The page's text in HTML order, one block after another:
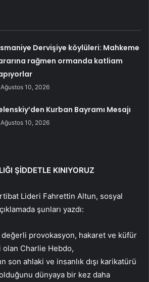
Dervişiye köylüleri: Mahkeme
rağmen ormanda katliam
Ağustos 10, 2026
Kurban Bayramı Mesajı
Ağustos 10, 2026
ŞİDDETLE KINIYORUZ
Lideri Fahrettin Altun, sosyal
şunları yazdı:
değerli provokasyon, hakaret ve küfür
Charlie Hebdo,
son ahlaki ve insanlık dışı karikatürü
dünyaya bir kez daha